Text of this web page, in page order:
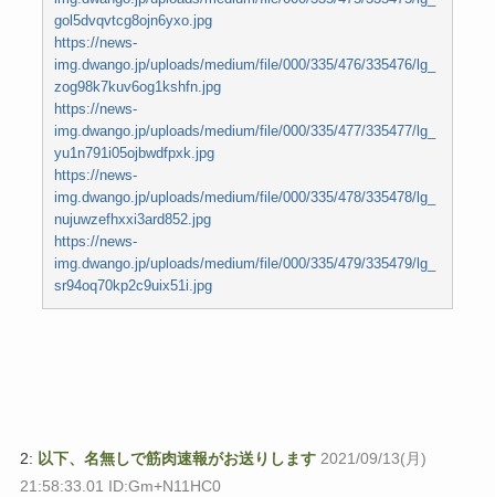
gol5dvqvtcg8ojn6yxo.jpg
https://news-
img.dwango.jp/uploads/medium/file/000/335/476/335476/lg_
zog98k7kuv6og1kshfn.jpg
https://news-
img.dwango.jp/uploads/medium/file/000/335/477/335477/lg_
yu1n791i05ojbwdfpxk.jpg
https://news-
img.dwango.jp/uploads/medium/file/000/335/478/335478/lg_
nujuwzefhxxi3ard852.jpg
https://news-
img.dwango.jp/uploads/medium/file/000/335/479/335479/lg_
sr94oq70kp2c9uix51i.jpg
2: 以下、名無しで筋肉速報がお送りします 2021/09/13(月)
21:58:33.01 ID:Gm+N11HC0